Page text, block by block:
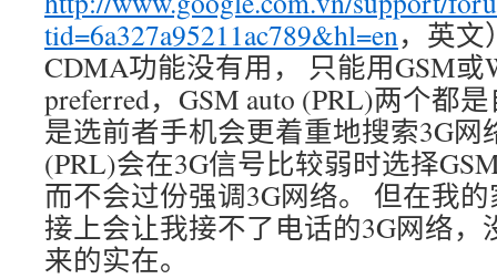
tid=6a327a95211ac789&hl=en，英文
CDMA功能没有用， 只能用GSM或
preferred，GSM auto (PRL)两个都
是选前者手机会更着重地搜索3G网
(PRL)会在3G信号比较弱时选择
而不会过份强调3G网络。 但在我
接上会让我接不了电话的3G网络，
来的实在。